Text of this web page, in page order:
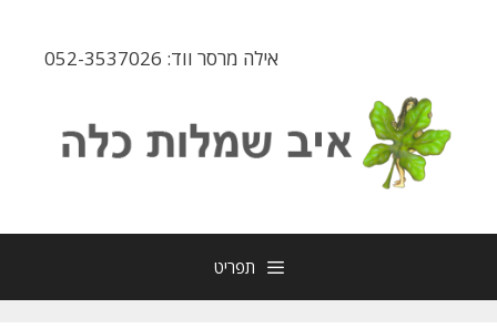
אילה מרסר ווד: 052-3537026
תפריט